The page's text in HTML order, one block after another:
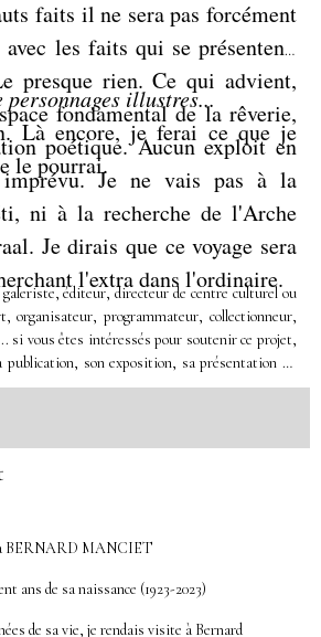
de récupérer en retour,
capable de la vivifier, de la
l'employant. L'analyse est un
et d'encouragement de
dont, avec Freud, je
qu'elle offre une vraie voie de
devant de nous une lumière
poétique du vivre.
et peut-être bien salvateur,
ce que je voudrais essayer de
J'ai expliqué que, comme on
sagesses orientales qui posent
Deux", je considère l'énergie
primordiale qui nous anime,
porte selon ses cycles et ses
selon ses multiples voies
refuser ce préalable, contester
ce cas il n'est pas conseiller
avant dans celle balade d'idée
là un préalable que les
les sages taoïstes seraient plus
d'expliquer, de justifier, de
mais je fonde ma réflexion
d'un choix que nous laisse les
et je n'ai pas besoin de
faits il ne sera pas forcément
les faits qui se présentent.
presque rien. Ce qui advient,
fondamental de la rêverie,
poétique. Aucun exploit en
Je ne vais pas à la
ni à la recherche de l'Arche
Je dirais que ce voyage sera
l'extra dans l'ordinaire.
personnages illustres...
Là encore, je ferai ce que je
le pourrai.
éditeur, directeur de centre culturel ou
organisateur, programmateur, collectionneur,
si vous êtes intéressés pour soutenir ce projet,
publication, son exposition, sa présentation en
récital, lecture, chanson, projection,
à prendre contact par messagerie.
BERNARD MANCIET
ans de sa naissance (1923-2023)
de sa vie, je rendais visite à Bernard